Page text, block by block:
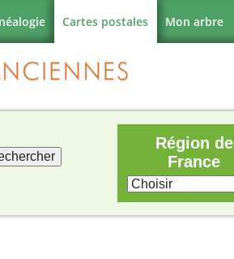
Cartes postales Mon arbre
Région de
France